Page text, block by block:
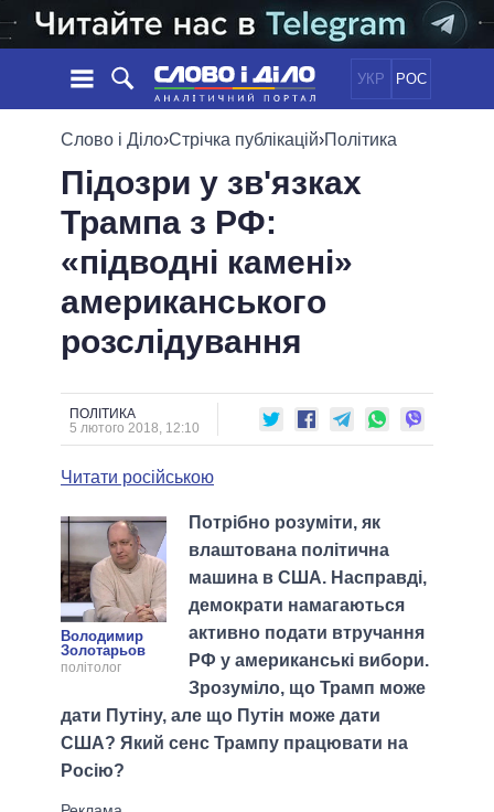
УКР РОС
НОВИНИ
СТРІЧКА
ПОДІЇ
СТАТТІ
ДУМКИ
ОГЛЯДИ
ДАЙДЖЕСТИ
ПОЛІТИКА
ЕКОНОМІКА
СУСПІЛЬСТВО
ОБIЦЯНКИ
ПОЛIТИКИ
УСІ ПОЛІТИКИ
ПРЕЗИДЕНТ І ОФІС
ВЕРХОВНА РАДА
ГОЛОВИ ОБЛАДМІНІСТРАЦІЙ
МЕРИ МІСТ
ВСІ ПЕРСОНИ
ІНФОГРАФІКА
ВІДЕО
ПОРІВНЯННЯ ПОЛІТИКІВ
Слово і Діло›Стрічка публікацій›Політика
Підозри у зв'язках
Трампа з РФ:
«підводні камені»
американського
розслідування
ПОЛІТИКА
5 лютого 2018, 12:10
Читати російською
Володимир
Золотарьов
політолог
Потрібно розуміти, як
влаштована політична
машина в США. Насправді,
демократи намагаються
активно подати втручання
РФ у американські вибори.
Зрозуміло, що Трамп може
дати Путіну, але що Путін може дати
США? Який сенс Трампу працювати на
Росію?